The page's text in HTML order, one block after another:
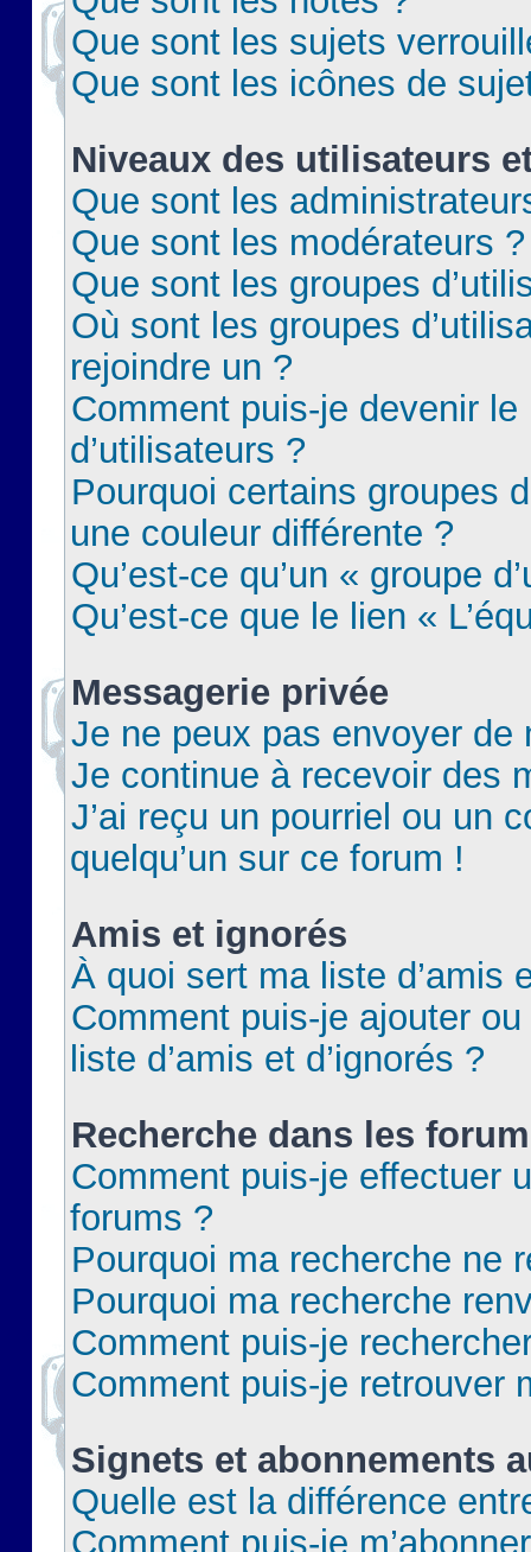
Que sont les sujets
Que sont les icônes de
Niveaux des utilisateurs
Que sont les
Que sont les modérateurs ?
Que sont les groupes
Où sont les groupes
rejoindre un ?
Comment puis-je devenir le
d’utilisateurs ?
Pourquoi certains groupes
une couleur différente ?
Qu’est-ce qu’un « groupe
Qu’est-ce que le lien «
Messagerie privée
Je ne peux pas envoyer de
Je continue à recevoir des
J’ai reçu un pourriel ou un
quelqu’un sur ce forum !
Amis et ignorés
À quoi sert ma liste d’amis
Comment puis-je ajouter
liste d’amis et d’ignorés ?
Recherche dans les
Comment puis-je effectuer
forums ?
Pourquoi ma recherche ne
Pourquoi ma recherche
Comment puis-je
Comment puis-je retrouver
Signets et abonnements
Quelle est la différence
Comment puis-je